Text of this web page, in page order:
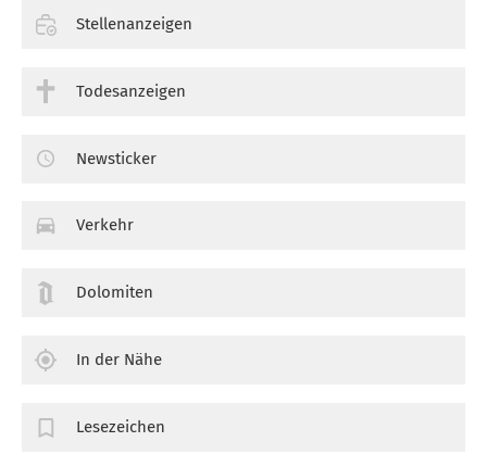
Stellenanzeigen
Todesanzeigen
Newsticker
Verkehr
Dolomiten
In der Nähe
Lesezeichen